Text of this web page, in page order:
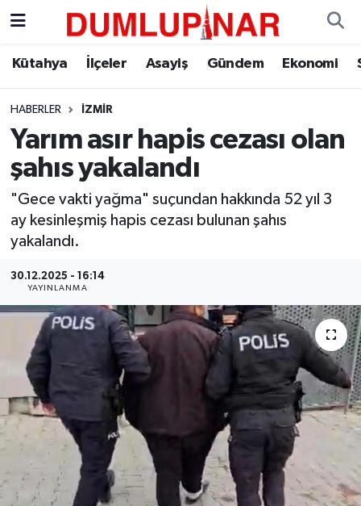
Kütahya İlçeler Asayiş Gündem Ekonomi
HABERLER İZMIR
Yarım asır hapis cezası olan
şahıs yakalandı
"Gece vakti yağma" suçundan hakkında 52 yıl 3
ay kesinleşmiş hapis cezası bulunan şahıs
yakalandı.
30.12.2025 - 16:14
YAYINLANMA
Asayiş
Diğer
Dünya
Eğitim
Ekonomi
Emlak
Gündem
Haber
Haber İlanlar
Kültür-Sanat
Kütahya Hava Durumu
Kütahya Trafik Yoğunluk Haritası
Süper Lig Puan Durumu ve Fikstür
Tüm Manşetler
Son Dakika Haberleri